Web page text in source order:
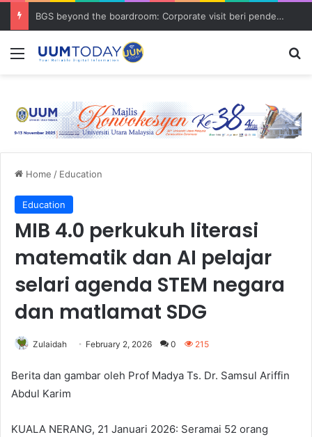
BGS beyond the boardroom: Corporate visit beri pendedahan dunia korporat kepada PELAJAR UUM
Menu
Home / Education
Education
MIB 4.0 perkukuh literasi
matematik dan AI pelajar
selari agenda STEM negara
dan matlamat SDG
Zulaidah February 2, 2026 0 215
Berita dan gambar oleh Prof Madya Ts. Dr. Samsul Ariffin
Abdul Karim
KUALA NERANG, 21 Januari 2026: Seramai 52 orang